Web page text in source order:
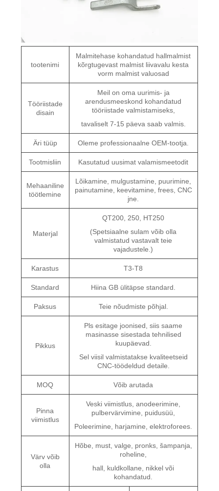
tootenimi
Malmitehase kohandatud hallmalmist
kõrgtugevast malmist liivavalu kesta
vorm malmist valuosad
Tööriistade
disain
Meil on oma uurimis- ja
arendusmeeskond kohandatud
tööriistade valmistamiseks,
tavaliselt 7-15 päeva saab valmis.
Äri tüüp Oleme professionaalne OEM-tootja.
Tootmisliin Kasutatud uusimat valamismeetodit
Mehaaniline
töötlemine
Lõikamine, mulgustamine, puurimine,
painutamine, keevitamine, frees, CNC
jne.
Materjal
QT200, 250, HT250
(Spetsiaalne sulam võib olla
valmistatud vastavalt teie
vajadustele.)
Karastus T3-T8
Standard Hiina GB ülitäpse standard.
Paksus Teie nõudmiste põhjal.
Pikkus
Pls esitage joonised, siis saame
masinasse sisestada tehnilised
kuupäevad.
Sel viisil valmistatakse kvaliteetseid
CNC-töödeldud detaile.
MOQ Võib arutada
Pinna
viimistlus
Veski viimistlus, anodeerimine,
pulbervärvimine, puidusüü,
Poleerimine, harjamine, elektroforees.
Värv võib
olla
Hõbe, must, valge, pronks, šampanja,
roheline,
hall, kuldkollane, nikkel või
kohandatud.